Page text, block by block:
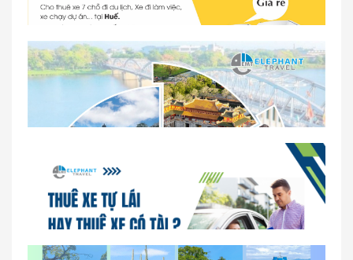
Dịch vụ thuê xe 16 chỗ tại Huế 2026